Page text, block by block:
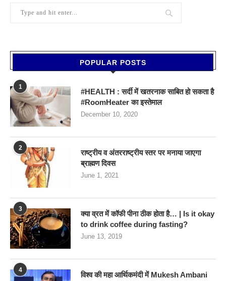
POPULAR POSTS
1
#HEALTH : सर्दी में खतरनाक साबित हो सकता है
#RoomHeater का इस्तेमाल
December 10, 2020
2
राष्ट्रीय व अंतरराष्ट्रीय स्तर पर मनाया जाएगा
ब्राह्मण दिवस
June 1, 2021
3
क्या व्रत में कॉफी पीना ठीक होता है… | Is it okay
to drink coffee during fasting?
June 13, 2019
4
विश्व की महा आर्थिकमंदी में Mukesh Ambani